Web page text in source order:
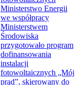
Ministerstwo Energii
we współpracy
Ministerstwem
Środowiska
przygotowało program
dofinansowania
instalacji
fotowoltaicznych „Mój
prąd”, skierowany do